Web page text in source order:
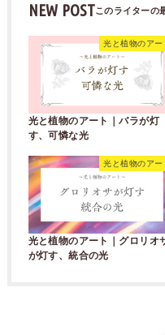
NEW POST
光と植物のアー
光と植物のアート｜バラが灯
す、可憐な光
光と植物のアー
光と植物のアート｜グロリオ
が灯す、統合の光